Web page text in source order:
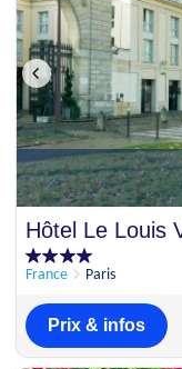
Hôtel Le Louis
France Paris
Prix & infos